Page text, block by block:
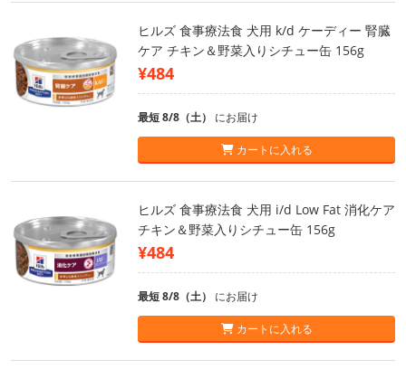
ヒルズ 食事療法食 犬用 k/d ケーディー 腎臓
ケア チキン＆野菜入りシチュー缶 156g
¥484
最短 8/8（土） にお届け
カートに入れる
ヒルズ 食事療法食 犬用 i/d Low Fat 消化ケア
チキン＆野菜入りシチュー缶 156g
¥484
最短 8/8（土） にお届け
カートに入れる